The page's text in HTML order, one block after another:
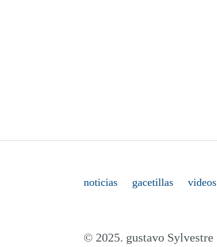
noticias gacetillas videos
© 2025. gustavo Sylvestre